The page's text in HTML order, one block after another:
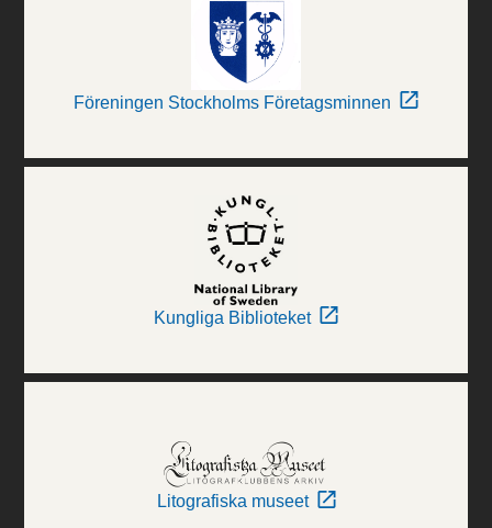
Föreningen Stockholms Företagsminnen
Kungliga Biblioteket
Litografiska museet